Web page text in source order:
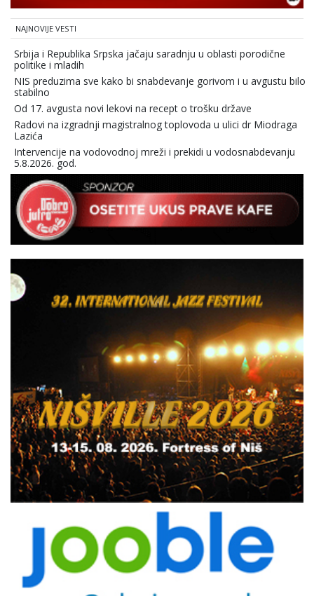
NAJNOVIJE VESTI
Srbija i Republika Srpska jačaju saradnju u oblasti porodične
politike i mladih
NIS preduzima sve kako bi snabdevanje gorivom i u avgustu bilo
stabilno
Od 17. avgusta novi lekovi na recept o trošku države
Radovi na izgradnji magistralnog toplovoda u ulici dr Miodraga
Lazića
Intervencije na vodovodnoj mreži i prekidi u vodosnabdevanju
5.8.2026. god.